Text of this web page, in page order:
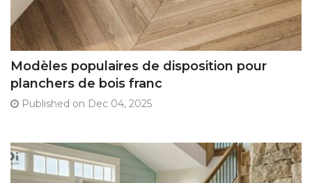
Modèles populaires de disposition pour
planchers de bois franc
Published on Dec 04, 2025